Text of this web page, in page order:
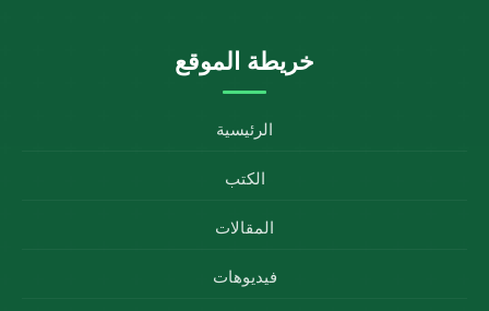
خريطة الموقع
الرئيسية
الكتب
المقالات
فيديوهات